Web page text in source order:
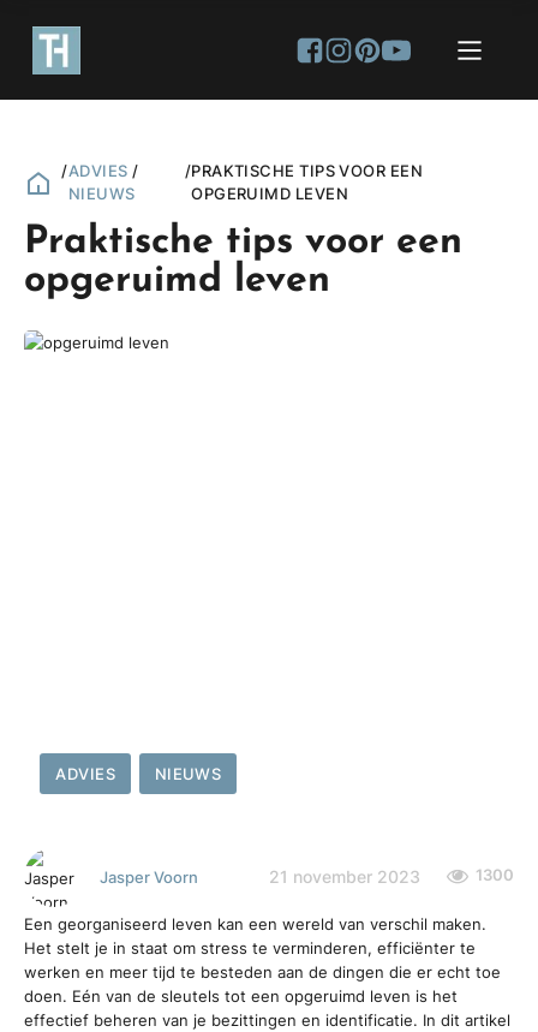
/ADVIES /
NIEUWS
/PRAKTISCHE TIPS VOOR EEN
OPGERUIMD LEVEN
Praktische tips voor een
opgeruimd leven
ADVIES NIEUWS
Jasper Voorn 21 november 2023 1300
Een georganiseerd leven kan een wereld van verschil maken.
Het stelt je in staat om stress te verminderen, efficiënter te
werken en meer tijd te besteden aan de dingen die er echt toe
doen. Eén van de sleutels tot een opgeruimd leven is het
effectief beheren van je bezittingen en identificatie. In dit artikel